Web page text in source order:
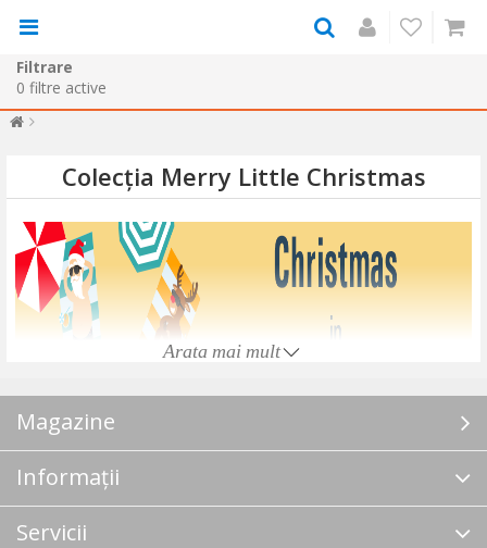
Filtrare
0 filtre active
Colecția Merry Little Christmas
Arata mai mult
Magazine
Informații
Servicii